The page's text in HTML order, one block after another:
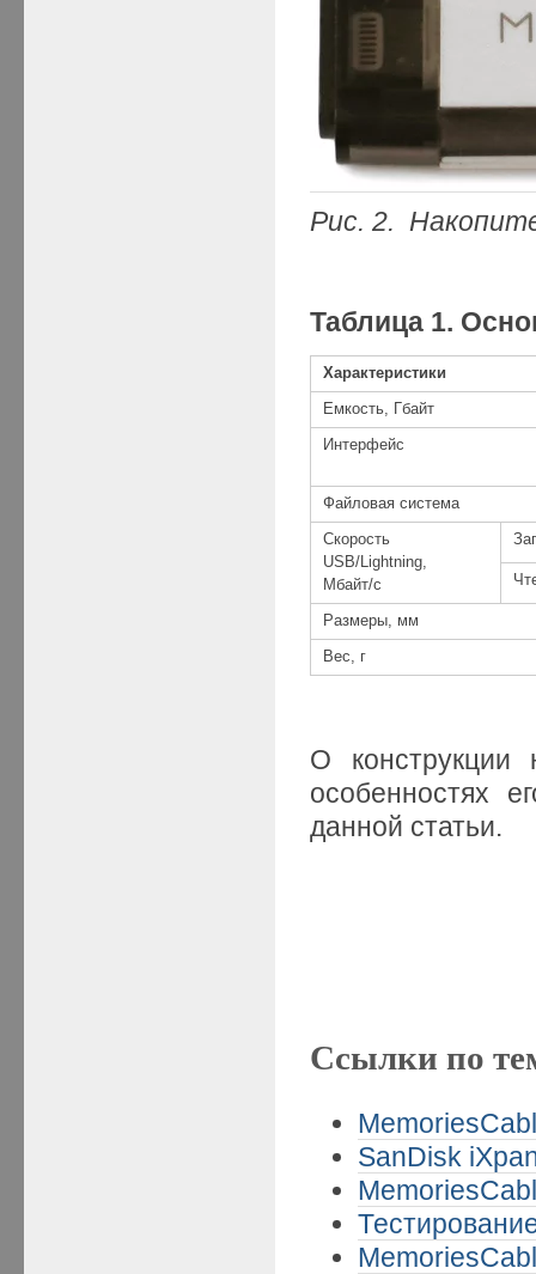
Рис. 2.
Таблица 1.
Характеристики
Емкость, Гбайт
Интерфейс
Файловая система
Скорость
USB/Lightning,
Мбайт/с
Размеры, мм
Вес, г
О конструкции
особенностях
данной статьи.
Ссылки по
SanDisk